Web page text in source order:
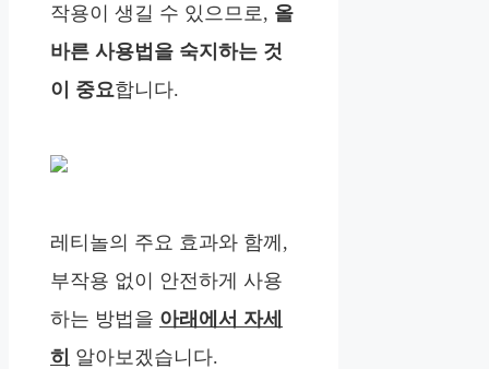
작용이 생길 수 있으므로, 올
바른 사용법을 숙지하는 것
이 중요합니다.
레티놀의 주요 효과와 함께,
부작용 없이 안전하게 사용
하는 방법을 아래에서 자세
히 알아보겠습니다.